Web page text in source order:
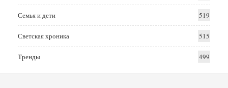
Семья и дети 519
Светская хроника 515
Тренды 499